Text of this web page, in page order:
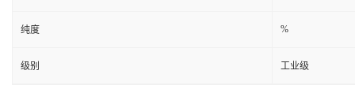
纯度 %
级别 工业级